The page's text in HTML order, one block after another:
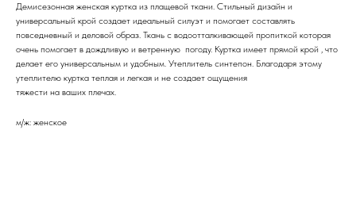
Демисезонная женская куртка из плащевой ткани. Стильный дизайн и
универсальный крой создает идеальный силуэт и помогает составлять
повседневный и деловой образ. Ткань с водоотталкивающей пропиткой которая
очень помогает в дождливую и ветренную погоду. Куртка имеет прямой крой , что
делает его универсальным и удобным. Утеплитель синтепон. Благодаря этому
утеплителю куртка теплая и легкая и не создает ощущения
тяжести на ваших плечах.
м/ж: женское